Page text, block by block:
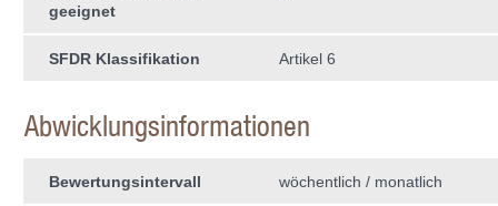
geeignet
SFDR Klassifikation Artikel 6
Abwicklungsinformationen
Bewertungsintervall wöchentlich / monatlich